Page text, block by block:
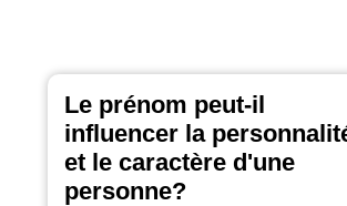
Le prénom peut-il
influencer la
et le caractère d'une
personne?